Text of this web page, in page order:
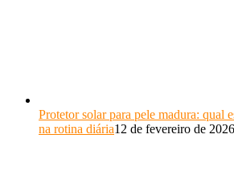
Protetor solar para pele madura: qual
na rotina diária12 de fevereiro de 2026